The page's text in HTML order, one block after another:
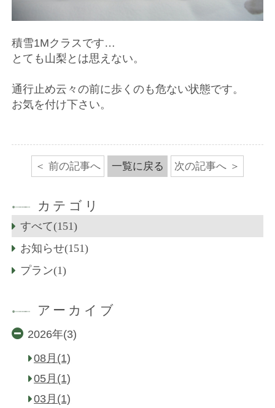
積雪1Mクラスです…
とても山梨とは思えない。
通行止め云々の前に歩くのも危ない状態です。
お気を付け下さい。
前の記事へ 一覧に戻る 次の記事へ
カテゴリ
すべて(151)
お知らせ(151)
プラン(1)
アーカイブ
2026年(3)
08月(1)
05月(1)
03月(1)